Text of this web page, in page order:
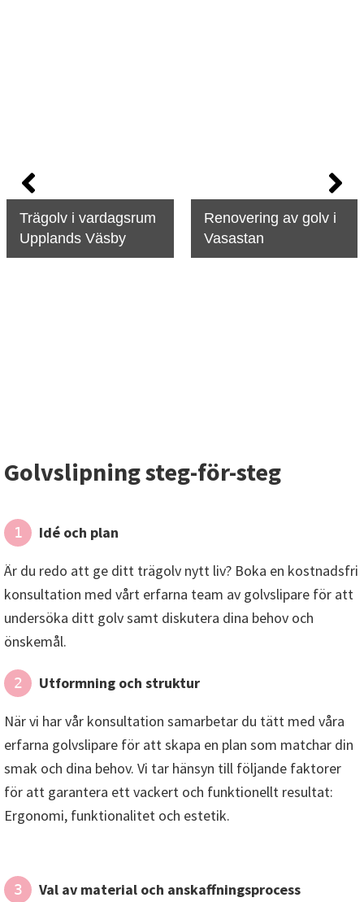
Trägolv i vardagsrum
Upplands Väsby
Renovering av golv i
Vasastan
Golvslipning steg-för-steg
1 Idé och plan
Är du redo att ge ditt trägolv nytt liv? Boka en kostnadsfri
konsultation med vårt erfarna team av golvslipare för att
undersöka ditt golv samt diskutera dina behov och
önskemål.
2 Utformning och struktur
När vi har vår konsultation samarbetar du tätt med våra
erfarna golvslipare för att skapa en plan som matchar din
smak och dina behov. Vi tar hänsyn till följande faktorer
för att garantera ett vackert och funktionellt resultat:
Ergonomi, funktionalitet och estetik.
3 Val av material och anskaffningsprocess